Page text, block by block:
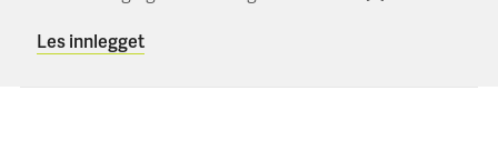
Les innlegget